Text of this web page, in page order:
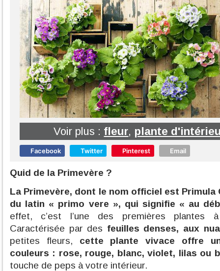
Voir plus : fleur, plante
Facebook Twitter Pinterest Email
Quid de la Primevère ?
La Primevère, dont le nom officiel est
du latin « primo vere », qui signifie « au
effet, c’est l’une des premières plantes
Caractérisée par des feuilles denses, aux
petites fleurs, cette plante vivace offre
couleurs : rose, rouge, blanc, violet, lilas ou
touche de peps à votre intérieur.